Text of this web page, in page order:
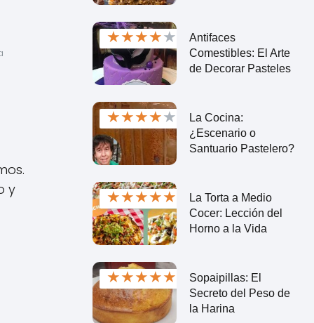
y
★★★★★
Antifaces
Comestibles: El Arte
de Decorar Pasteles
★★★★★
La Cocina:
¿Escenario o
Santuario Pastelero?
★★★★★
La Torta a Medio
Cocer: Lección del
Horno a la Vida
★★★★★
Sopaipillas: El
Secreto del Peso de
la Harina